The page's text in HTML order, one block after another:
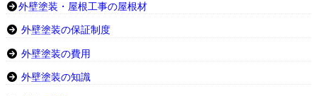
外壁塗装・屋根工事の屋根材
外壁塗装の保証制度
外壁塗装の費用
外壁塗装の知識